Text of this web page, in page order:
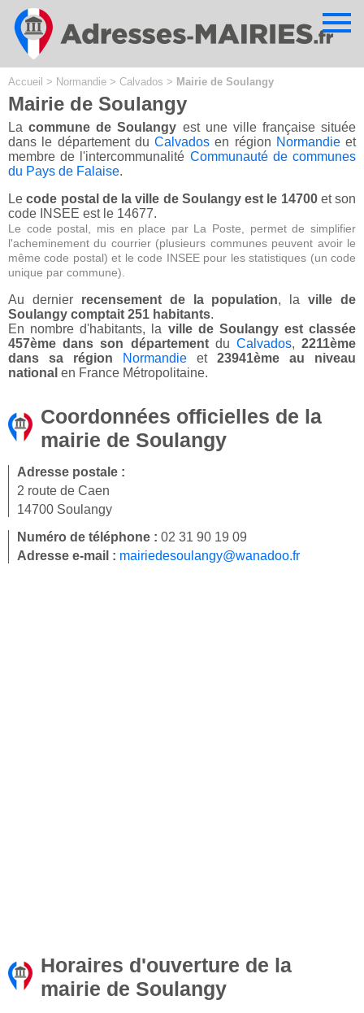
Accueil > Normandie > Calvados > Mairie de Soulangy
Mairie de Soulangy
Lacommune de Soulangy est une ville française située
dans le département du Calvados en région Normandieet
membre de l'intercommunalité Communauté de communes
du Pays de Falaise.
Lecode postal de la ville de Soulangy est le 14700et son
code INSEE est le 14677.
Le code postal, mis en place par La Poste, permet de simplifier
l'acheminement du courrier (plusieurs communes peuvent avoir le
même code postal) et le code INSEE pour les statistiques (un code
unique par commune).
Au dernier recensement de la population, laville de
Soulangy comptait 251 habitants.
En nombre d'habitants, la ville de Soulangy est classée
457ème dans son départementdu Calvados,2211ème
dans sa région
Normandie et 23941ème au niveau
national en France Métropolitaine.
Coordonnées officielles de la
mairie de Soulangy
Adresse postale :
2 route de Caen
14700 Soulangy
Numéro de téléphone : 02 31 90 19 09
Adresse e-mail : mairiedesoulangy@wanadoo.fr
Horaires d'ouverture de la
mairie de Soulangy
Cookies management panel